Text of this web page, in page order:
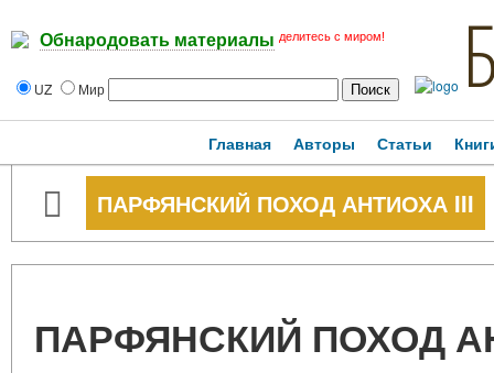
Обнародовать материалы делитесь с миром!
UZ Мир
Главная Авторы Статьи
ПАРФЯНСКИЙ ПОХОД АНТИОХА III
ПАРФЯНСКИЙ ПОХОД